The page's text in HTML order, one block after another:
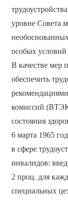
уровне Совета
особых условий
В качестве мер
обеспечить
комиссий
состояния
6 марта 1965
в сфере
инвалидов:
2 проц. для
специальных